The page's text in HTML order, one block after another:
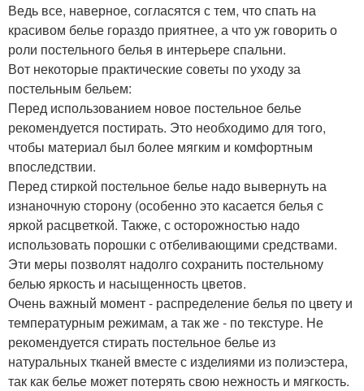
Ведь все, наверное, согласятся с тем, что спать на
красивом белье гораздо приятнее, а что уж говорить о
роли постельного белья в интерьере спальни.
Вот некоторые практические советы по уходу за
постельным бельем:
Перед использованием новое постельное белье
рекомендуется постирать. Это необходимо для того,
чтобы материал был более мягким и комфортным
впоследствии.
Перед стиркой постельное белье надо вывернуть на
изнаночную сторону (особенно это касается белья с
яркой расцветкой. Также, с осторожностью надо
использовать порошки с отбеливающими средствами.
Эти меры позволят надолго сохранить постельному
белью яркость и насыщенность цветов.
Очень важный момент - распределение белья по цвету и
температурным режимам, а так же - по текстуре. Не
рекомендуется стирать постельное белье из
натуральных тканей вместе с изделиями из полиэстера,
так как белье может потерять свою нежность и мягкость.